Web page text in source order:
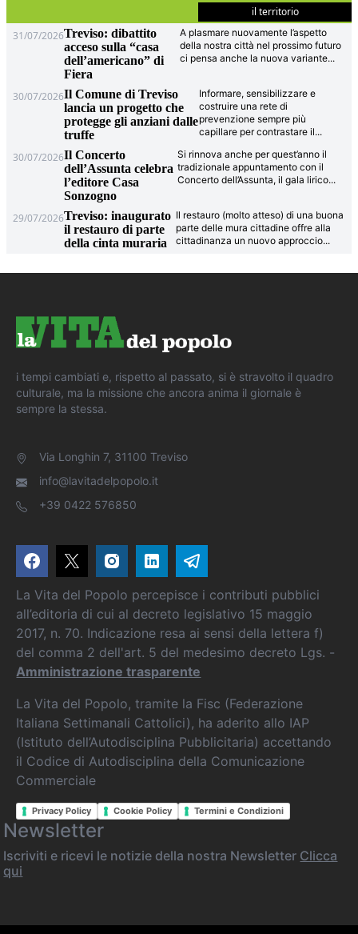
il territorio
31/07/2026Treviso: dibattito
acceso sulla “casa
dell’americano” di
Fiera
A plasmare nuovamente l’aspetto
della nostra città nel prossimo futuro
ci pensa anche la nuova variante...
30/07/2026Il Comune di Treviso
lancia un progetto che
protegge gli anziani dalle
truffe
Informare, sensibilizzare e
costruire una rete di
prevenzione sempre più
capillare per contrastare il...
30/07/2026Il Concerto
dell’Assunta celebra
l’editore Casa
Sonzogno
Si rinnova anche per quest’anno il
tradizionale appuntamento con il
Concerto dell’Assunta, il gala lirico...
29/07/2026Treviso: inaugurato
il restauro di parte
della cinta muraria
Il restauro (molto atteso) di una buona
parte delle mura cittadine offre alla
cittadinanza un nuovo approccio...
i tempi cambiati e, rispetto al passato, si è stravolto il quadro
culturale, ma la missione che ancora anima il giornale è
sempre la stessa.
Via Longhin 7, 31100 Treviso
info@lavitadelpopolo.it
+39 0422 576850
La Vita del Popolo percepisce i contributi pubblici
all’editoria di cui al decreto legislativo 15 maggio
2017, n. 70. Indicazione resa ai sensi della lettera f)
del comma 2 dell'art. 5 del medesimo decreto Lgs. -
Amministrazione trasparente
La Vita del Popolo, tramite la Fisc (Federazione
Italiana Settimanali Cattolici), ha aderito allo IAP
(Istituto dell’Autodisciplina Pubblicitaria) accettando
il Codice di Autodisciplina della Comunicazione
Commerciale
Privacy Policy Cookie Policy Termini e Condizioni
Newsletter
Iscriviti e ricevi le notizie della nostra Newsletter Clicca
qui